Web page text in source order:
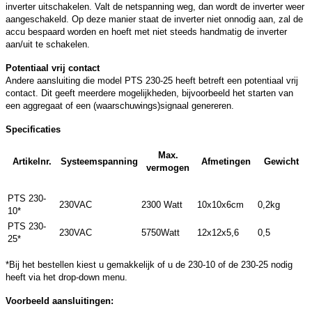
inverter uitschakelen. Valt de netspanning weg, dan wordt de inverter weer
aangeschakeld. Op deze manier staat de inverter niet onnodig aan, zal de
accu bespaard worden en hoeft met niet steeds handmatig de inverter
aan/uit te schakelen.
Potentiaal vrij contact
Andere aansluiting die model PTS 230-25 heeft betreft een potentiaal vrij
contact. Dit geeft meerdere mogelijkheden, bijvoorbeeld het starten van
een aggregaat of een (waarschuwings)signaal genereren.
Specificaties
Artikelnr. Systeemspanning
Max.
vermogen
Afmetingen Gewicht
PTS 230-
10*
230VAC 2300 Watt 10x10x6cm 0,2kg
PTS 230-
25*
230VAC 5750Watt 12x12x5,6 0,5
*Bij het bestellen kiest u gemakkelijk of u de 230-10 of de 230-25 nodig
heeft via het drop-down menu.
Voorbeeld aansluitingen: